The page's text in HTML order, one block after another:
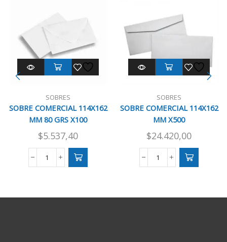
SOBRES
SOBRE COMERCIAL 114X162
MM 80 GRS X100
$5.537,40
SOBRE
80
SOBRES
SOBRE COMERCIAL 114X162
MM X500
$24.420,00
SOBRE
X500